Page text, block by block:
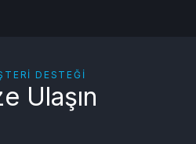
DESTEĞI
Ulaşın